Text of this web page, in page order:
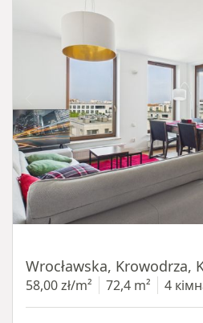
Wrocławska, Krowodrza,
58,00 zł/m² 72,4 m² 4